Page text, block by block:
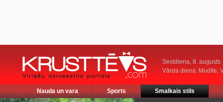
Sestdiena, 8. augusts
Vārda diena: Mudīte,
Nauda un vara Sports Smalkais stils